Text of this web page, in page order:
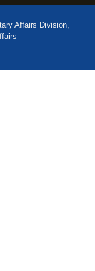
Affairs Division,